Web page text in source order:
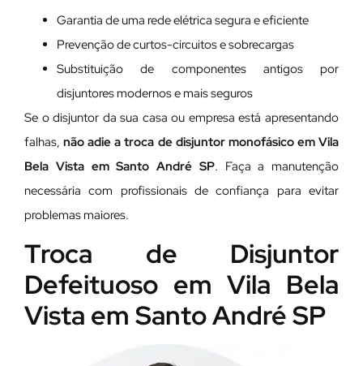
Garantia de uma rede elétrica segura e eficiente
Prevenção de curtos-circuitos e sobrecargas
Substituição de componentes antigos por
disjuntores modernos e mais seguros
Se o disjuntor da sua casa ou empresa está apresentando
falhas,não adie a troca de disjuntor monofásico em Vila
Bela Vista em Santo André SP. Faça a manutenção
necessária com profissionais de confiança para evitar
problemas maiores.
Troca de Disjuntor
Defeituoso em Vila Bela
Vista em Santo André SP